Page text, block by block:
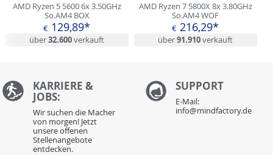
AMD Ryzen 5 5600 6x 3.50GHz
So.AM4 BOX
€ 129,89*
über32.600verkauft
AMD Ryzen 7 5800X 8x 3.80GHz
So.AM4 WOF
€ 216,29*
über91.910verkauft
KARRIERE &
JOBS:
Wir suchen die Macher
von morgen! Jetzt
unsere offenen
Stellenangebote
entdecken.
SUPPORT
E-Mail:
info@mindfactory.de